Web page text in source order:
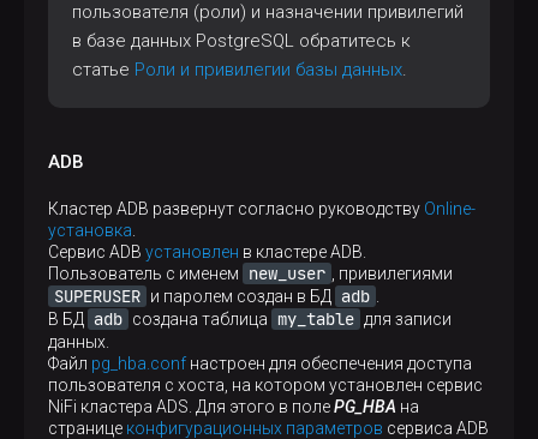
пользователя (роли) и назначении привилегий
в базе данных PostgreSQL обратитесь к
статье Роли и привилегии базы данных.
ADB
Кластер ADB развернут согласно руководству Online-
установка
Сервис ADB установлен в кластере ADB.
Пользователь с именем
new_user , привилегиями
SUPERUSER и паролем создан в БД adb
В БД
adb создана таблица my_table для записи
данных.
Файл pg_hba.conf настроен для обеспечения доступа
пользователя с хоста, на котором установлен сервис
NiFi кластера ADS. Для этого в полеPG_HBA на
странице конфигурационных параметров сервиса ADB